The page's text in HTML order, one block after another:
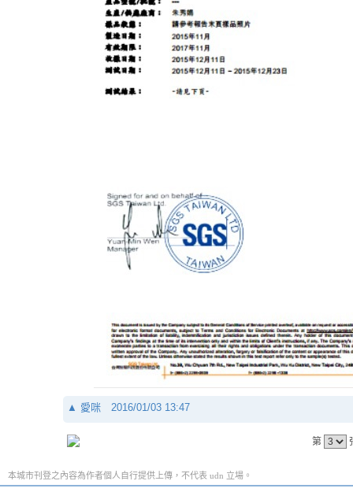
▲ 愛咪 2016/01/03 13:47
第
本城市刊登之內容為作者個人自行提供上傳，不代表 udn 立場。